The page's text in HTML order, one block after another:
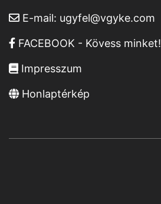
E-mail: ugyfel@vgyke.com
FACEBOOK - Kövess minket!
Impresszum
Honlaptérkép